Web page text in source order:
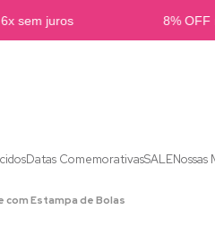
sem juros 8% OFF
Datas ComemorativasSALENossas
com Estampa de Bolas